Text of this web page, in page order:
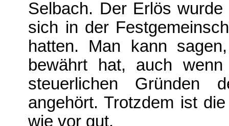
Selbach. Der Erlös
sich in der
hatten. Man kann
bewährt hat, auch
steuerlichen Gründen
angehört. Trotzdem ist
wie vor gut.